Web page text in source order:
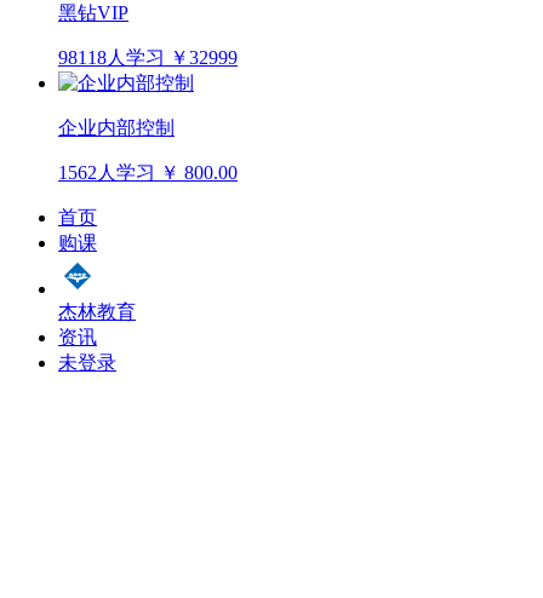
黑钻VIP
98118人学习 ￥32999
企业内部控制
1562人学习 ￥ 800.00
首页
购课
杰林教育
资讯
未登录